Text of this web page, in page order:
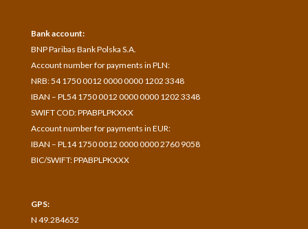
Bank account:
BNP Paribas Bank Polska S.A.
Account number for payments in PLN:
NRB: 54 1750 0012 0000 0000 1202 3348
IBAN – PL54 1750 0012 0000 0000 1202 3348
SWIFT COD: PPABPLPKXXX
Account number for payments in EUR:
IBAN – PL14 1750 0012 0000 0000 2760 9058
BIC/SWIFT: PPABPLPKXXX
GPS:
N 49.284652